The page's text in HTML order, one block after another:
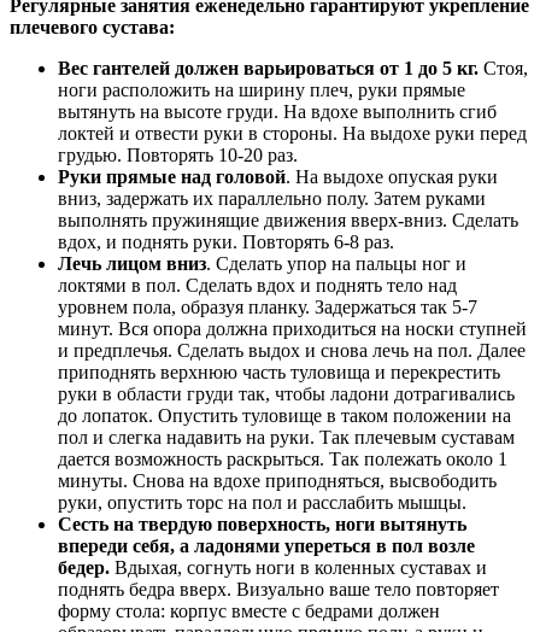
Регулярные занятия еженедельно гарантируют укрепление
плечевого сустава:
Вес гантелей должен варьироваться от 1 до 5 кг. Стоя,
ноги расположить на ширину плеч, руки прямые
вытянуть на высоте груди. На вдохе выполнить сгиб
локтей и отвести руки в стороны. На выдохе руки перед
грудью. Повторять 10-20 раз.
Руки прямые над головой. На выдохе опуская руки
вниз, задержать их параллельно полу. Затем руками
выполнять пружинящие движения вверх-вниз. Сделать
вдох, и поднять руки. Повторять 6-8 раз.
Лечь лицом вниз. Сделать упор на пальцы ног и
локтями в пол. Сделать вдох и поднять тело над
уровнем пола, образуя планку. Задержаться так 5-7
минут. Вся опора должна приходиться на носки ступней
и предплечья. Сделать выдох и снова лечь на пол. Далее
приподнять верхнюю часть туловища и перекрестить
руки в области груди так, чтобы ладони дотрагивались
до лопаток. Опустить туловище в таком положении на
пол и слегка надавить на руки. Так плечевым суставам
дается возможность раскрыться. Так полежать около 1
минуты. Снова на вдохе приподняться, высвободить
руки, опустить торс на пол и расслабить мышцы.
Сесть на твердую поверхность, ноги вытянуть
впереди себя, а ладонями упереться в пол возле
бедер. Вдыхая, согнуть ноги в коленных суставах и
поднять бедра вверх. Визуально ваше тело повторяет
форму стола: корпус вместе с бедрами должен